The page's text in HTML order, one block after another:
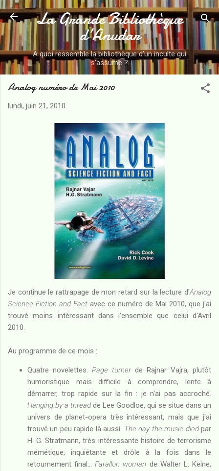
Accéder au contenu principal
La Grande Bibliothèque
d’Anudar
A quoi ressemble la bibliothèque d'un inculte qui
s'assume ?
Analog numéro de Mai 2010
lundi, juin 21, 2010
Je continue le rattrapage de mon retard sur la lecture d'Analog
Science Fiction and Fact avec ce numéro de Mai 2010, que j'ai
trouvé moins intéressant dans l'ensemble que celui d'Avril
2010.
Au programme de ce mois :
Quatre novelettes. Page turnerde Rajnar Vajra, plutôt
humoristique mais difficile à comprendre, lente à
démarrer, trop rapide sur la fin : je n'ai pas accroché.
Hanging by a thread de Lee Goodloe, qui se situe dans un
univers de planet-opera très intéressant, mais que j'ai
trouvé un peu rapide là aussi. The day the music diedpar
H. G. Stratmann, très intéressante histoire de terrorisme
mémétique, inquiétante et drôle à la fois dans le
retournement final...Farallon woman de Walter L. Keine,